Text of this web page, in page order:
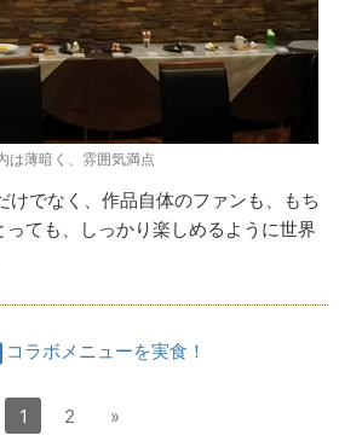
は薄暗く、雰囲気満点
けでなく、作品自体のファンも、もち
ても、しっかり楽しめるように世界
コラボメニューを実食！
1 2 »